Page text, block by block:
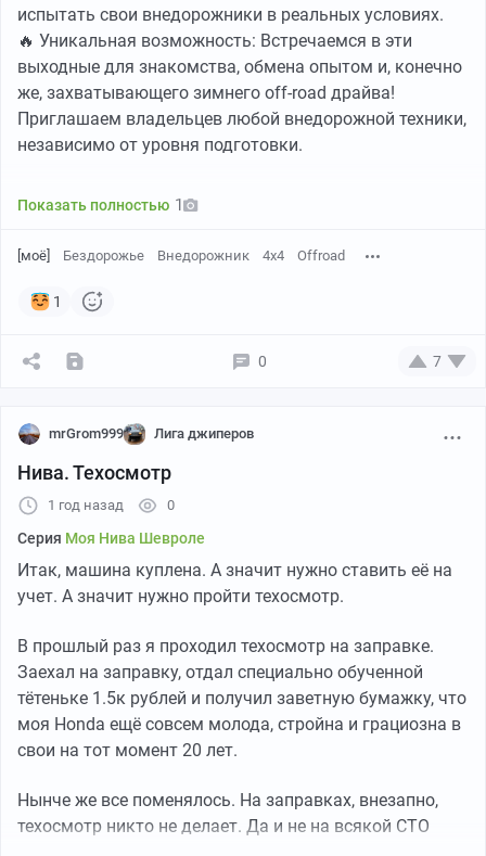
испытать свои внедорожники в реальных условиях.
🔥 Уникальная возможность: Встречаемся в эти
выходные для знакомства, обмена опытом и, конечно
же, захватывающего зимнего off-road драйва!
Приглашаем владельцев любой внедорожной техники,
независимо от уровня подготовки.
📍 Сбор в 12:00 за L-Town по координатам: 55.210502,
проверки ваших навыков и возможностей техники.
и отработки приемов зимнего вождения.
чтобы каждый мог максимально изучить трассы и
получить удовольствие от процесса.
Дружеская атмосфера, советы, обмен опытом и новые
знакомства!
#offroad74 #покатушки #4х4
Показать полностью 1
[моё] Бездорожье Внедорожник 4х4 Offroad
1
0 7
mrGrom999 Лига джиперов
Нива. Техосмотр
1 год назад 0
Серия Моя Нива Шевроле
Итак, машина куплена. А значит нужно ставить её на
учет. А значит нужно пройти техосмотр.
В прошлый раз я проходил техосмотр на заправке.
Заехал на заправку, отдал специально обученной
тётеньке 1.5к рублей и получил заветную бумажку, что
моя Honda ещё совсем молода, стройна и грациозна в
свои на тот момент 20 лет.
Нынче же все поменялось. На заправках, внезапно,
техосмотр никто не делает. Да и не на всякой СТО